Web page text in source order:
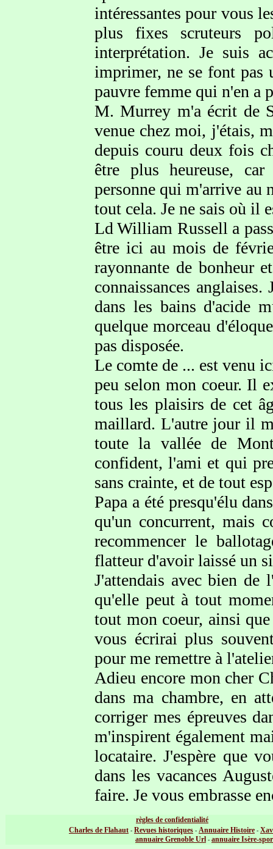
intéressantes pour vous
plus fixes scruteurs
interprétation. Je suis
imprimer, ne se font pas
pauvre femme qui n'en a
M. Murrey m'a écrit de
venue chez moi, j'étais,
depuis couru deux fois
être plus heureuse,
personne qui m'arrive
tout cela. Je ne sais où il
Ld William Russell a
être ici au mois de
rayonnante de bonheur
connaissances
dans les bains d'acide
quelque morceau
pas disposée.
Le comte de ... est venu
peu selon mon coeur. Il
tous les plaisirs de cet
maillard. L'autre jour il
toute la vallée de
confident, l'ami et qui
sans crainte, et de tout
Papa a été presqu'élu
qu'un concurrent, mais
recommencer le
flatteur d'avoir laissé un
J'attendais avec bien de
qu'elle peut à tout
tout mon coeur, ainsi
vous écrirai plus
pour me remettre à
Adieu encore mon cher
dans ma chambre, en
corriger mes épreuves
m'inspirent également
locataire. J'espère que
dans les vacances
faire. Je vous embrasse
règles de confidentialité
Charles de Flahaut - Revues historiques - Annuaire Histoire -
annuaire Grenoble Url - annuaire Isère-